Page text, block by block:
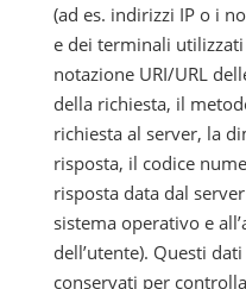
(ad es. indirizzi IP o i
e dei terminali
notazione URI/URL
della richiesta, il
richiesta al server, la
risposta, il codice
risposta data dal
sistema operativo e
dell’utente). Questi
conservati per